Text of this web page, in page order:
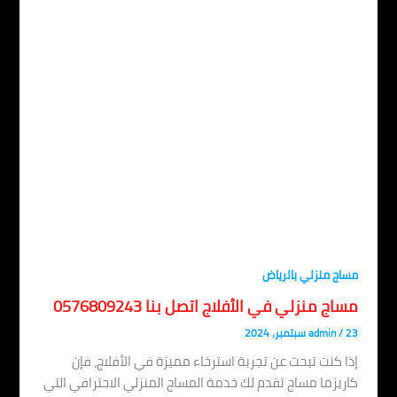
منزلي بالرياض
منزلي في الأفلاج اتصل بنا 0576809243
admin
كنت تبحث عن تجربة استرخاء مميزة في الأفلاج، فإن
مساج تقدم لك خدمة المساج المنزلي الاحترافي التي